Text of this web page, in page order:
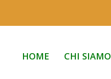
HOME CHI SIAMO